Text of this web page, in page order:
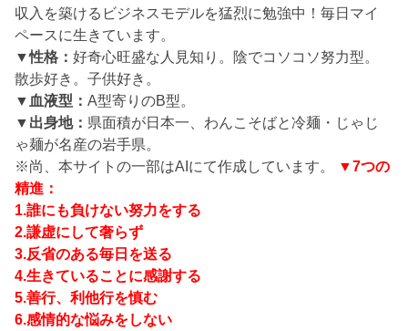
収入を築けるビジネスモデルを猛烈に勉強中！毎日マイ
ペースに生きています。
▼性格：好奇心旺盛な人見知り。陰でコソコソ努力型。
散歩好き。子供好き。
▼血液型：A型寄りのB型。
▼出身地： 県面積が日本一、わんこそばと冷麺・じゃじ
ゃ麺が名産の岩手県。
※尚、本サイトの一部はAIにて作成しています。
▼7つの
精進：
1.誰にも負けない努力をする
2.謙虚にして奢らず
3.反省のある毎日を送る
4.生きていることに感謝する
5.善行、利他行を慎む
6.感情的な悩みをしない